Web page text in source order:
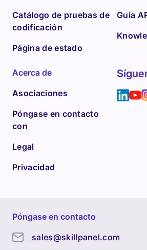
Catálogo de pruebas de
codificación
Página de estado
Guía
Acerca de
Asociaciones
Póngase en contacto
con
Legal
Privacidad
Póngase en contacto
sales@skillpanel.com